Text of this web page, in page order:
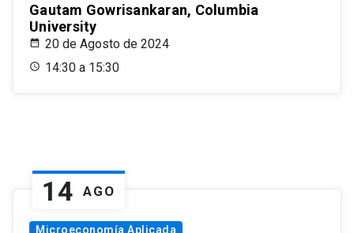
Gautam Gowrisankaran, Columbia
University
20 de Agosto de 2024
14:30 a 15:30
14 AGO
Microeconomía Aplicada